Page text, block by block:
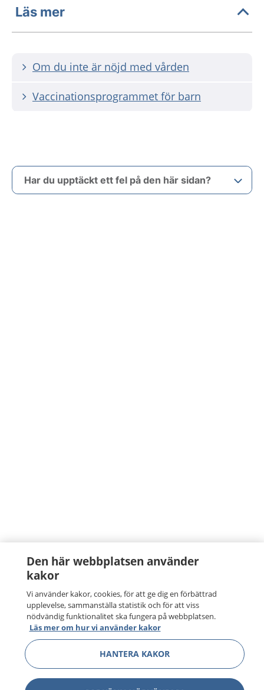
Läs mer
Om du inte är nöjd med vården
Vaccinationsprogrammet för barn
Har du upptäckt ett fel på den här sidan?
Den här webbplatsen använder
kakor
Vi använder kakor, cookies, för att ge dig en förbättrad
upplevelse, sammanställa statistik och för att viss
nödvändig funktionalitet ska fungera på webbplatsen.
Läs mer om hur vi använder kakor
HANTERA KAKOR